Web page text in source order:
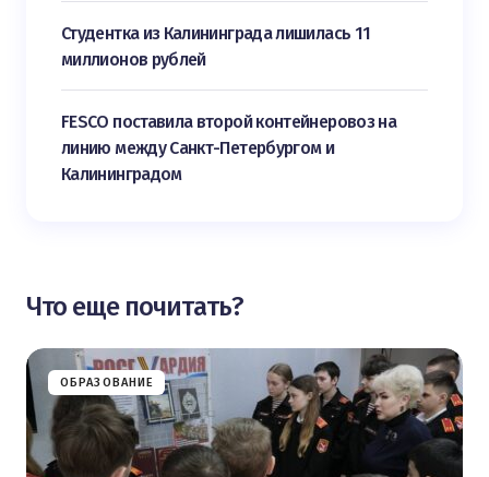
Студентка из Калининграда лишилась 11
миллионов рублей
FESCO поставила второй контейнеровоз на
линию между Санкт-Петербургом и
Калининградом
Что еще почитать?
ОБРАЗОВАНИЕ